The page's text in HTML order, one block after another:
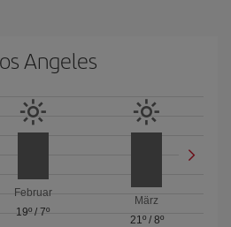
Angeles
Februar
19º / 7º
März
21º/ 8º